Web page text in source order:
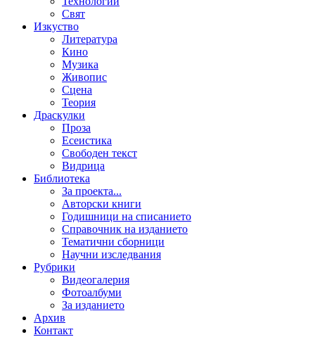
Свят
Изкуство
Литература
Кино
Музика
Живопис
Сцена
Теория
Драскулки
Проза
Есеистика
Свободен текст
Видрица
Библиотека
За проекта...
Авторски книги
Годишници на списанието
Справочник на изданието
Тематични сборници
Научни изследвания
Рубрики
Видеогалерия
Фотоалбуми
За изданието
Архив
Контакт